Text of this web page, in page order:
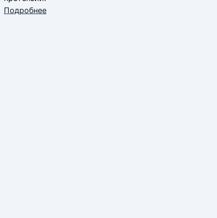
Подробнее